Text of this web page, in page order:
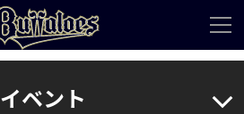
イベント